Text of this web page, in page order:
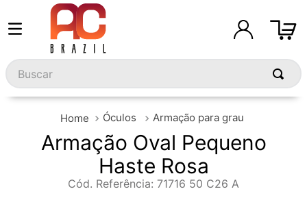
Buscar
Óculos Armação para grau
Armação Oval Pequeno
Haste Rosa
Cód. Referência: 71716 50 C26 A